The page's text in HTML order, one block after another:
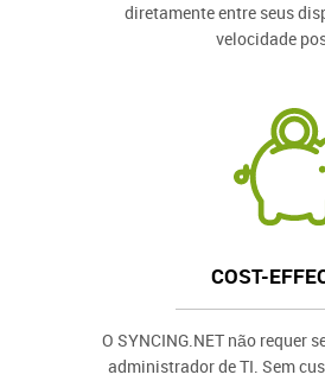
diretamente entre seus
velocidade
COST-
O SYNCING.NET não requer
administrador de TI. Sem